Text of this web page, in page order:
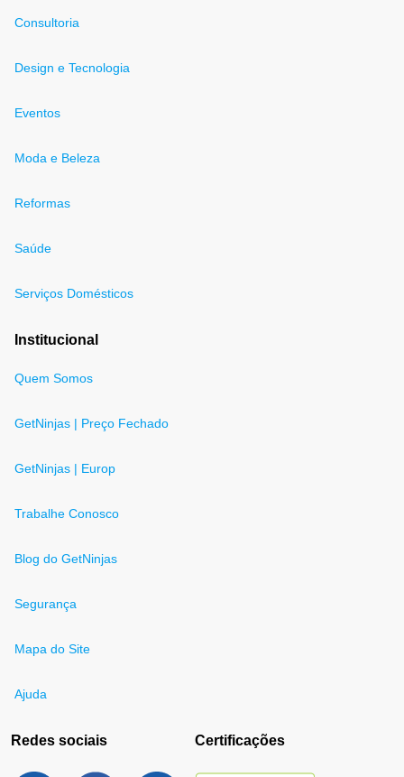
Consultoria
Design e Tecnologia
Eventos
Moda e Beleza
Reformas
Saúde
Serviços Domésticos
Institucional
Quem Somos
GetNinjas | Preço Fechado
GetNinjas | Europ
Trabalhe Conosco
Blog do GetNinjas
Segurança
Mapa do Site
Ajuda
Redes sociais Certificações